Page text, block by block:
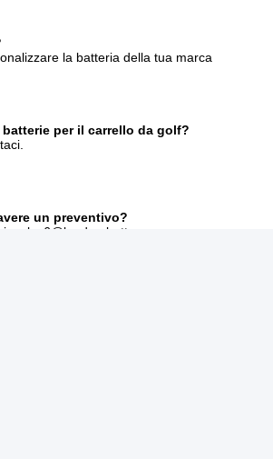
la batteria della tua marca
per il carrello da golf?
un preventivo?
sales6@leadyo-battery.com